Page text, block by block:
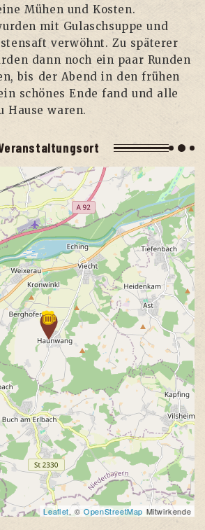
Mühen und Kosten.
mit Gulasch­sup­pe und
ver­wöhnt. Zu spä­te­rer
dann noch ein paar Run­den
bis der Abend in den frü­hen
schö­nes Ende fand und alle
Hau­se waren.
Leaflet, ©OpenStreetMap Mitwirkende